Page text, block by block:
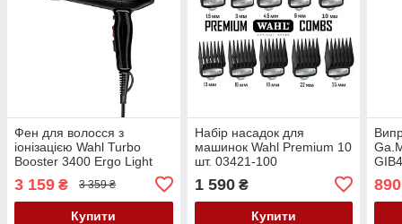
Фен для волосся з
іонізацією Wahl Turbo
Booster 3400 Ergo Light
3 159 ₴ 3 359 ₴
Купити
Набір насадок для
машинок Wahl Premium 10
шт. 03421-100
1 590₴
Купити
890